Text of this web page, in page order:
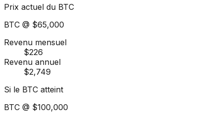
Prix actuel du BTC
BTC @ $65,000
Revenu mensuel
$226
Revenu annuel
$2,749
Si le BTC atteint
BTC @ $100,000